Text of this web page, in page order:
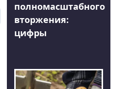
полномасштабного
вторжения:
цифры